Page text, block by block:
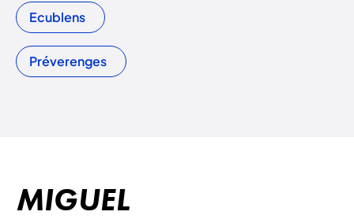
Ecublens
Préverenges
MIGUEL